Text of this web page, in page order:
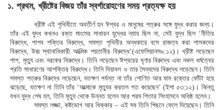
১. প্রথম, খ্রীষ্টের বিজয় তাঁর স্বর্গারোহণের সময় প্রত্যক্ষ হয়
খ্রীষ্ট এই পৃথিবীতে অবতীর্ণ হন ঈশ্বর ও মানুষের শত্রুর সঙ্গে যুদ্ধ করার জন্য।
তাঁর এই যুদ্ধ কখনও রক্ত মাংসের সাধারন যুদ্ধের ন্যায় ছিল না, সেই যুদ্ধ ছিল ‘নীতির
বিরুদ্ধে, পাশব শক্তির বিরুদ্ধে, সমস্ত পৃথিবীর অন্ধকারে বসে রাজত্ব করা শাসকদের
বিরুদ্ধে, উচ্চ স্থানাধিকারী আত্মিক শয়তানীর বিরুদ্ধে’(এফেসিয়ানস৬:১২)। খ্রীষ্ট লড়েছেন
পাপ, মৃত্যু এবং নরকের বিরুদ্ধে। তিনি লড়েছেন ঈশ্বরের ঘৃণার বিরুদ্ধে এবং নকল ধর্মত্বের
প্রতি সাধারণের আশক্তির বিরুদ্ধে। তিনি দিয়াবল ও তার সৈন্যদের বিরুদ্ধে লড়েছেন। তিনি
সমস্ত শত্রুর বিরুদ্ধে লড়েছেন, যতক্ষণ পর্যন্ত না তাঁর শোণিত আর ঘাম রক্তের ফোঁটা হয়ে
ঝড়েছে, যতক্ষণ না তিনি তাঁর ‘আত্মাকে মৃত্যুর করতল গত করেছেন’ (ইশা ৫৩:১২)। কিন্তু
যখন যুদ্ধ শেষ হল, তিনি মৃত্যু থেকে উন্নত হলেন আর পরম পিতার সিংহাসনে অধিষ্ঠ হলেন।
সমস্ত লজ্জা, কষ্টভোগ আর ধিক্কার – এই সব তিনি পিছনে ফেলে দিয়েছেন। তিনি